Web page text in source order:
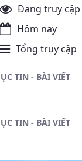
Đang truy cập
Hôm nay
Tổng truy cập
TIN - BÀI VIẾT
TIN - BÀI VIẾT